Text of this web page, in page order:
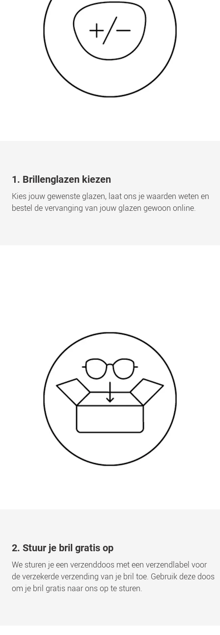
1. Brillenglazen kiezen
Kies jouw gewenste glazen, laat ons je waarden weten en
bestel de vervanging van jouw glazen gewoon online.
2. Stuur je bril gratis op
We sturen je een verzenddoos met een verzendlabel voor
de verzekerde verzending van je bril toe. Gebruik deze doos
om je bril gratis naar ons op te sturen.